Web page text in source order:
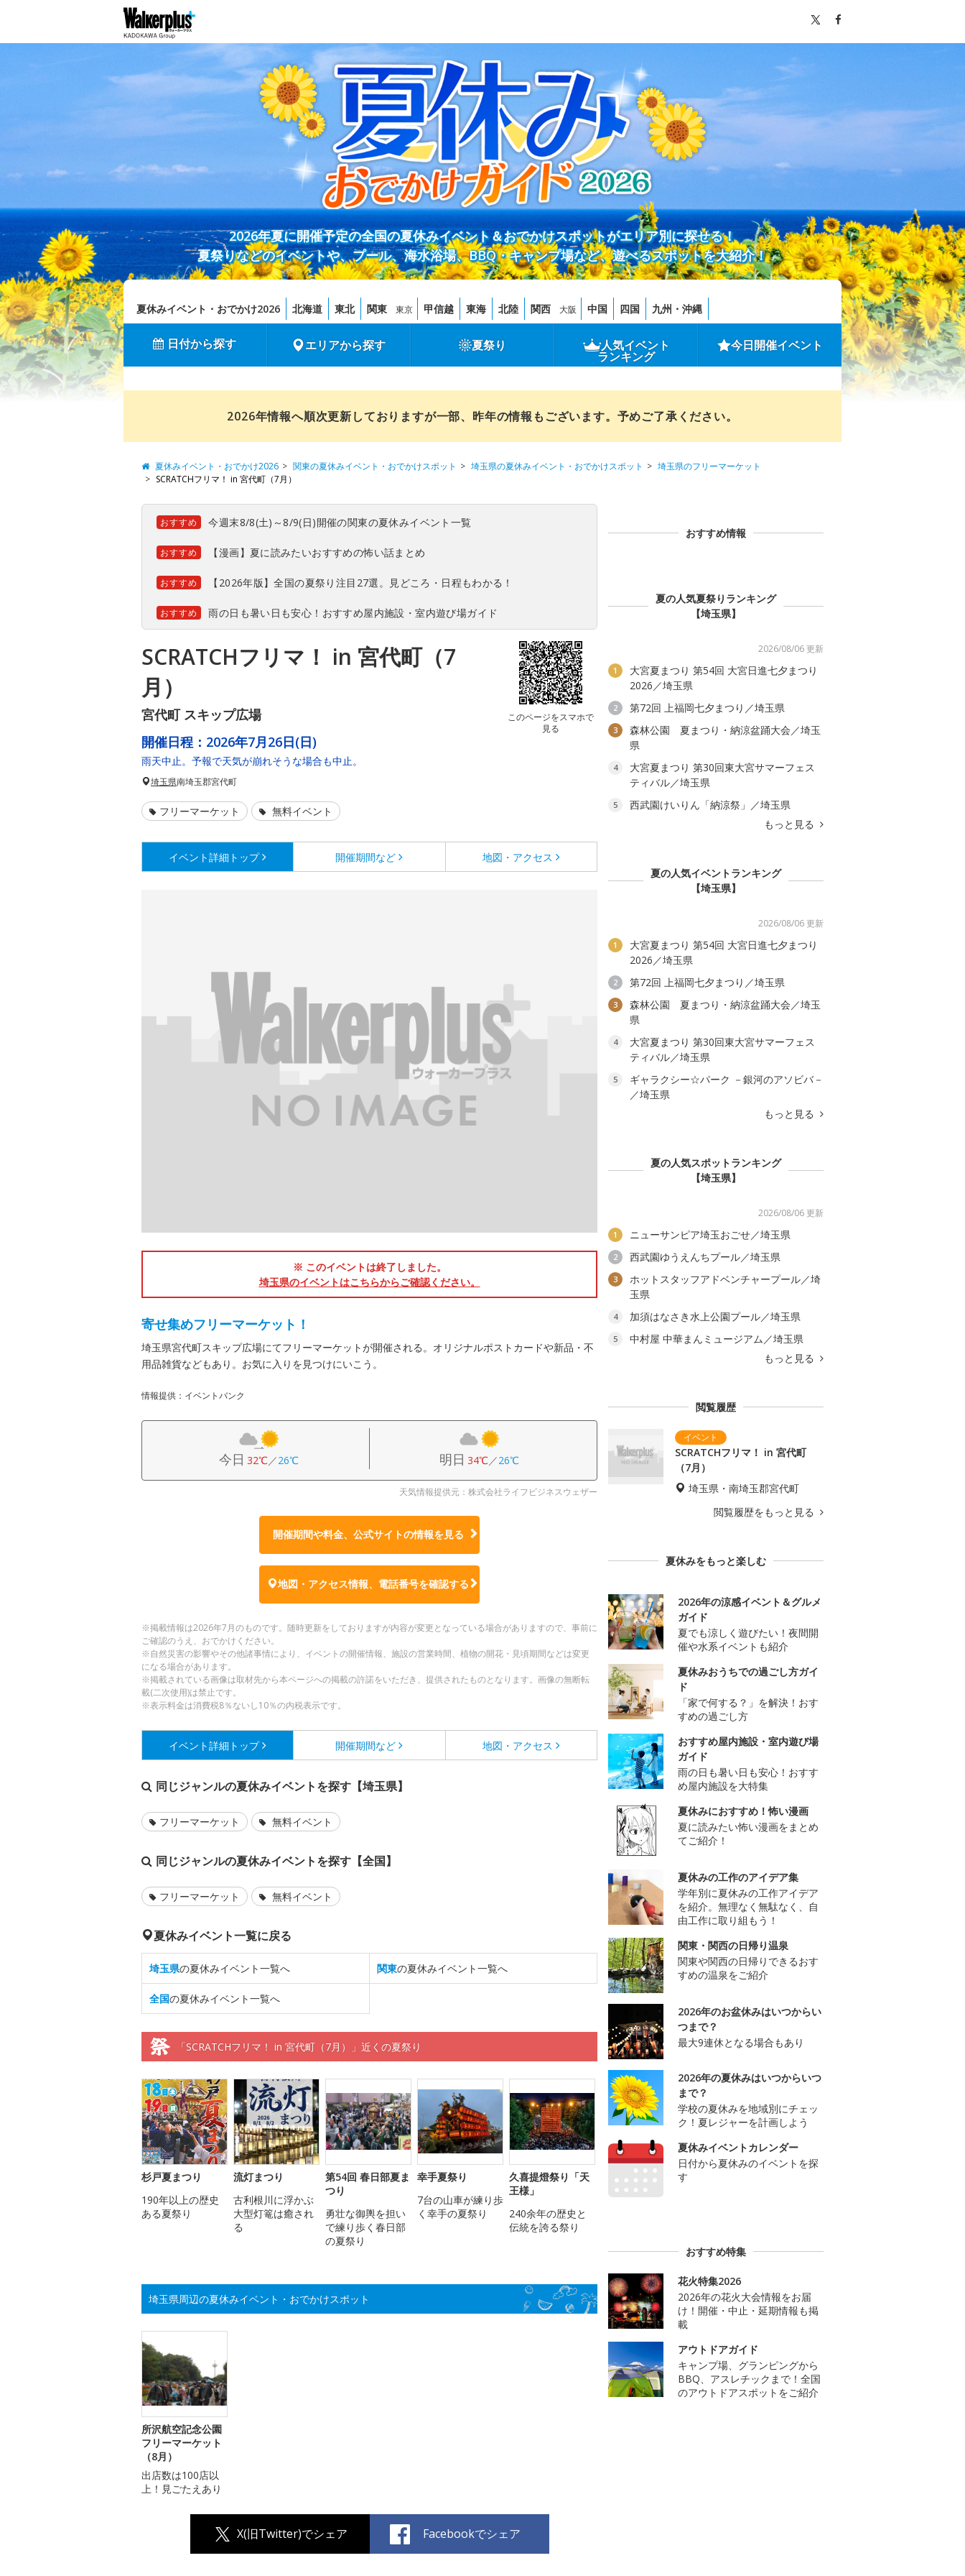
2026年夏に開催予定の全国の夏休みイベント＆おでかけスポットがエリア別に探せる！
夏祭りなどのイベントや、プール、海水浴場、BBQ・キャンプ場など、遊べるスポットを大紹介！
夏休みイベント・おでかけ2026 北海道 東北 関東 東京 甲信越 東海 北陸 関西 大阪 中国 四国 九州・沖縄
日付から探す エリアから探す 夏祭り 人気イベント
ランキング
今日開催イベント
2026年情報へ順次更新しておりますが一部、昨年の情報もございます。予めご了承ください。
夏休みイベント・おでかけ2026 関東の夏休みイベント・おでかけスポット 埼玉県の夏休みイベント・おでかけスポット
埼玉県のフリーマーケット
SCRATCHフリマ！ in 宮代町（7月）
おすすめ 今週末8/8(土)～8/9(日)開催の関東の夏休みイベント一覧
おすすめ 【漫画】夏に読みたいおすすめの怖い話まとめ
おすすめ 【2026年版】全国の夏祭り注目27選。見どころ・日程もわかる！
おすすめ 雨の日も暑い日も安心！おすすめ屋内施設・室内遊び場ガイド
SCRATCHフリマ！ in 宮代町（7
月）
宮代町 スキップ広場
このページをスマホで
見る
開催日程： 2026年7月26日(日)
雨天中止。予報で天気が崩れそうな場合も中止。
埼玉県南埼玉郡宮代町
フリーマーケット 無料イベント
イベント詳細 トップ 開催期間など 地図・アクセス
※ このイベントは終了しました。
埼玉県のイベントはこちらからご確認ください。
寄せ集めフリーマーケット！
埼玉県宮代町スキップ広場にてフリーマーケットが開催される。オリジナルポストカードや新品・不
用品雑貨などもあり。お気に入りを見つけにいこう。
情報提供：イベントバンク
今日 32℃／26℃ 明日 34℃／26℃
天気情報提供元：株式会社ライフビジネスウェザー
開催期間や料金、公式サイトの情報を見る
地図・アクセス情報、電話番号を確認する
※掲載情報は2026年7月のものです。随時更新をしておりますが内容が変更となっている場合がありますので、事前に
ご確認のうえ、おでかけください。
※自然災害の影響やその他諸事情により、イベントの開催情報、施設の営業時間、植物の開花・見頃期間などは変更
になる場合があります。
※掲載されている画像は取材先から本ページへの掲載の許諾をいただき、提供されたものとなります。画像の無断転
載(二次使用)は禁止です。
※表示料金は消費税8％ないし10％の内税表示です。
イベント詳細 トップ 開催期間など 地図・アクセス
同じジャンルの夏休みイベントを探す【埼玉県】
フリーマーケット 無料イベント
同じジャンルの夏休みイベントを探す【全国】
フリーマーケット 無料イベント
夏休みイベント一覧に戻る
埼玉県の夏休みイベント一覧へ 関東の夏休みイベント一覧へ
全国の夏休みイベント一覧へ
「SCRATCHフリマ！ in 宮代町（7月）」近くの夏祭り
杉戸夏まつり
190年以上の歴史
ある夏祭り
流灯まつり
古利根川に浮かぶ
大型灯篭は癒され
る
第54回 春日部夏ま
つり
勇壮な御輿を担い
で練り歩く春日部
の夏祭り
幸手夏祭り
7台の山車が練り歩
く幸手の夏祭り
久喜提燈祭り「天
王様」
240余年の歴史と
伝統を誇る祭り
埼玉県周辺の夏休みイベント・おでかけスポット
所沢航空記念公園
フリーマーケット
（8月）
出店数は100店以
上！見ごたえあり
X(旧Twitter)でシェア Facebookでシェア
おすすめ情報
夏の人気夏祭りランキング
【埼玉県】
2026/08/06 更新
1
大宮夏まつり 第54回 大宮日進七夕まつり
2026／埼玉県
2 第72回 上福岡七夕まつり／埼玉県
3
森林公園 夏まつり・納涼盆踊大会／埼玉
県
4
大宮夏まつり 第30回東大宮サマーフェス
ティバル／埼玉県
5
西武園けいりん「納涼祭」／埼玉県
もっと見る
夏の人気イベントランキング
【埼玉県】
2026/08/06 更新
1
大宮夏まつり 第54回 大宮日進七夕まつり
2026／埼玉県
2 第72回 上福岡七夕まつり／埼玉県
3
森林公園 夏まつり・納涼盆踊大会／埼玉
県
4
大宮夏まつり 第30回東大宮サマーフェス
ティバル／埼玉県
5
ギャラクシー☆パーク －銀河のアソビバ－
／埼玉県
もっと見る
夏の人気スポットランキング
【埼玉県】
2026/08/06 更新
1 ニューサンピア埼玉おごせ／埼玉県
2 西武園ゆうえんちプール／埼玉県
3
ホットスタッフアドベンチャープール／埼
玉県
4 加須はなさき水上公園プール／埼玉県
5
中村屋 中華まんミュージアム／埼玉県
もっと見る
閲覧履歴
SCRATCHフリマ！ in 宮代町
（7月）
埼玉県・南埼玉郡宮代町
閲覧履歴をもっと見る
夏休みをもっと楽しむ
2026年の涼感イベント＆グルメ
ガイド
夏でも涼しく遊びたい！夜間開
催や水系イベントも紹介
夏休みおうちでの過ごし方ガイ
ド
「家で何する？」を解決！おす
すめの過ごし方
おすすめ屋内施設・室内遊び場
ガイド
雨の日も暑い日も安心！おすす
め屋内施設を大特集
夏休みにおすすめ！怖い漫画
夏に読みたい怖い漫画をまとめ
てご紹介！
夏休みの工作のアイデア集
学年別に夏休みの工作アイデア
を紹介。無理なく無駄なく、自
由工作に取り組もう！
関東・関西の日帰り温泉
関東や関西の日帰りできるおす
すめの温泉をご紹介
2026年のお盆休みはいつからい
つまで？
最大9連休となる場合もあり
2026年の夏休みはいつからいつ
まで？
学校の夏休みを地域別にチェッ
ク！夏レジャーを計画しよう
夏休みイベントカレンダー
日付から夏休みのイベントを探
す
おすすめ特集
花火特集2026
2026年の花火大会情報をお届
け！開催・中止・延期情報も掲
載
アウトドアガイド
キャンプ場、グランピングから
BBQ、アスレチックまで！全国
のアウトドアスポットをご紹介